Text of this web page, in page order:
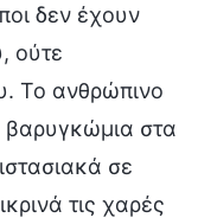
δεν έχουν
ούτε
Το ανθρώπινο
βαρυγκώμια στα
σε
τις χαρές